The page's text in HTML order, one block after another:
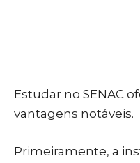
Estudar no SENAC
vantagens notáveis.
Primeiramente, a